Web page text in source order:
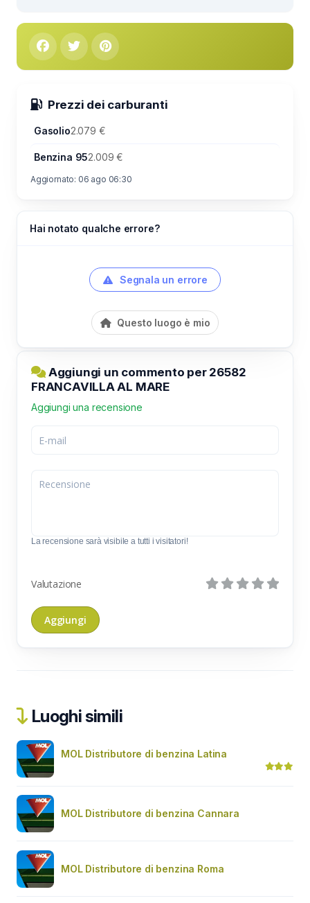
Prezzi dei carburanti
Gasolio2.079 €
Benzina 952.009 €
Aggiornato: 06 ago 06:30
Hai notato qualche errore?
Segnala un errore
Questo luogo è mio
Aggiungi un commento per 26582
FRANCAVILLA AL MARE
Aggiungi una recensione
La recensione sarà visibile a tutti i visitatori!
Valutazione
Luoghi simili
MOL Distributore di benzina Latina
MOL Distributore di benzina Cannara
MOL Distributore di benzina Roma